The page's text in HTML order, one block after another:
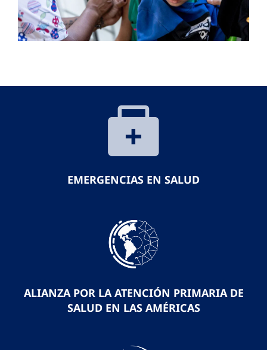
EMERGENCIAS EN SALUD
ALIANZA POR LA ATENCIÓN PRIMARIA DE
SALUD EN LAS AMÉRICAS